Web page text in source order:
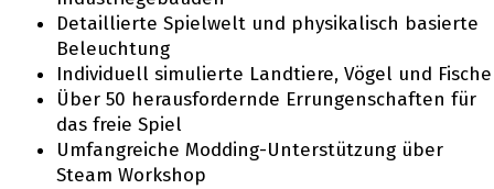
Detaillierte Spielwelt und physikalisch basierte
Beleuchtung
Individuell simulierte Landtiere, Vögel und Fische
Über 50 herausfordernde Errungenschaften für
das freie Spiel
Umfangreiche Modding-Unterstützung über
Steam Workshop